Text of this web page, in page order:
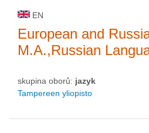
EN
European and
M.A.,Russian
skupina oborů: jazyk
Tampereen yliopisto